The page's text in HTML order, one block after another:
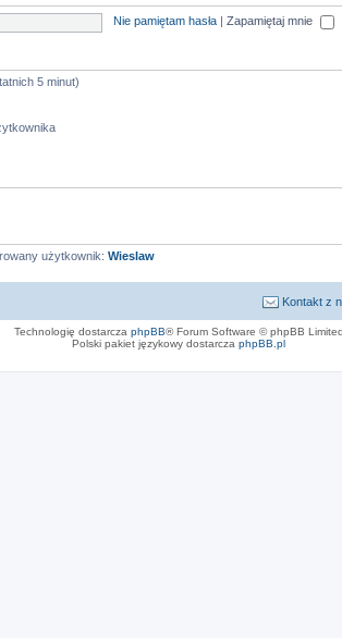
Nie pamiętam hasła Zapamiętaj mnie
5 minut)
użytkownik: Wieslaw
Kontakt z
Technologię dostarcza phpBB® Forum Software © phpBB Limited
Polski pakiet językowy dostarcza phpBB.pl